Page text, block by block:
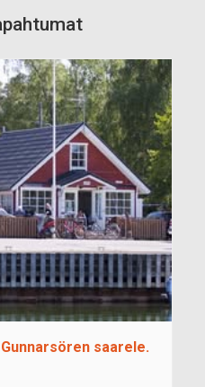
Gunnarsören saarele.